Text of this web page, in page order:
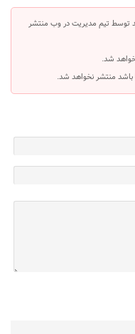
توسط تیم مدیریت در وب منتشر
شد.
باشد منتشر نخواهد شد.